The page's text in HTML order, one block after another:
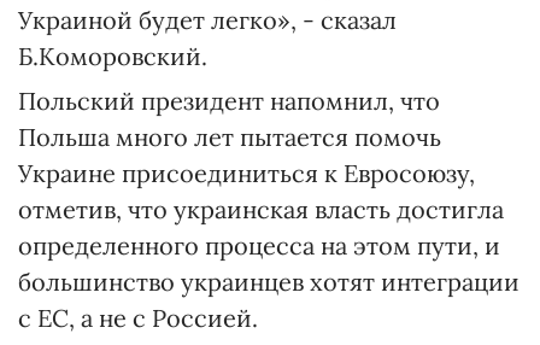
Украиной будет легко», - сказал
Б.Коморовский.
Польский президент напомнил, что
Польша много лет пытается помочь
Украине присоединиться к Евросоюзу,
отметив, что украинская власть достигла
определенного процесса на этом пути, и
большинство украинцев хотят интеграции
с ЕС, а не с Россией.